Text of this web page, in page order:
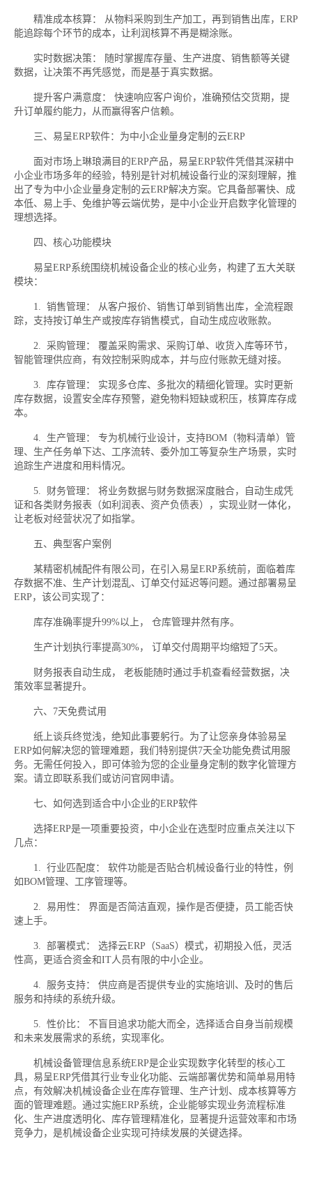
精准成本核算： 从物料采购到生产加工，再到销售出库，ERP
能追踪每个环节的成本，让利润核算不再是糊涂账。
实时数据决策： 随时掌握库存量、生产进度、销售额等关键
数据，让决策不再凭感觉，而是基于真实数据。
提升客户满意度： 快速响应客户询价，准确预估交货期，提
升订单履约能力，从而赢得客户信赖。
三、易呈ERP软件：为中小企业量身定制的云ERP
面对市场上琳琅满目的ERP产品，易呈ERP软件凭借其深耕中
小企业市场多年的经验，特别是针对机械设备行业的深刻理解，推
出了专为中小企业量身定制的云ERP解决方案。它具备部署快、成
本低、易上手、免维护等云端优势，是中小企业开启数字化管理的
理想选择。
四、核心功能模块
易呈ERP系统围绕机械设备企业的核心业务，构建了五大关联
模块：
1. 销售管理： 从客户报价、销售订单到销售出库，全流程跟
踪，支持按订单生产或按库存销售模式，自动生成应收账款。
2. 采购管理： 覆盖采购需求、采购订单、收货入库等环节，
智能管理供应商，有效控制采购成本，并与应付账款无缝对接。
3. 库存管理： 实现多仓库、多批次的精细化管理。实时更新
库存数据，设置安全库存预警，避免物料短缺或积压，核算库存成
本。
4. 生产管理： 专为机械行业设计，支持BOM（物料清单）管
理、生产任务单下达、工序流转、委外加工等复杂生产场景，实时
追踪生产进度和用料情况。
5. 财务管理： 将业务数据与财务数据深度融合，自动生成凭
证和各类财务报表（如利润表、资产负债表），实现业财一体化，
让老板对经营状况了如指掌。
五、典型客户案例
某精密机械配件有限公司，在引入易呈ERP系统前，面临着库
存数据不准、生产计划混乱、订单交付延迟等问题。通过部署易呈
ERP，该公司实现了：
库存准确率提升99%以上， 仓库管理井然有序。
生产计划执行率提高30%， 订单交付周期平均缩短了5天。
财务报表自动生成， 老板能随时通过手机查看经营数据，决
策效率显著提升。
六、7天免费试用
纸上谈兵终觉浅，绝知此事要躬行。为了让您亲身体验易呈
ERP如何解决您的管理难题，我们特别提供7天全功能免费试用服
务。无需任何投入，即可体验为您的企业量身定制的数字化管理方
案。请立即联系我们或访问官网申请。
七、如何选到适合中小企业的ERP软件
选择ERP是一项重要投资，中小企业在选型时应重点关注以下
几点：
1. 行业匹配度： 软件功能是否贴合机械设备行业的特性，例
如BOM管理、工序管理等。
2. 易用性： 界面是否简洁直观，操作是否便捷，员工能否快
速上手。
3. 部署模式： 选择云ERP（SaaS）模式，初期投入低，灵活
性高，更适合资金和IT人员有限的中小企业。
4. 服务支持： 供应商是否提供专业的实施培训、及时的售后
服务和持续的系统升级。
5. 性价比： 不盲目追求功能大而全，选择适合自身当前规模
和未来发展需求的系统，实现率化。
机械设备管理信息系统ERP是企业实现数字化转型的核心工
具，易呈ERP凭借其行业专业化功能、云端部署优势和简单易用特
点，有效解决机械设备企业在库存管理、生产计划、成本核算等方
面的管理难题。通过实施ERP系统，企业能够实现业务流程标准
化、生产进度透明化、库存管理精准化，显著提升运营效率和市场
竞争力，是机械设备企业实现可持续发展的关键选择。